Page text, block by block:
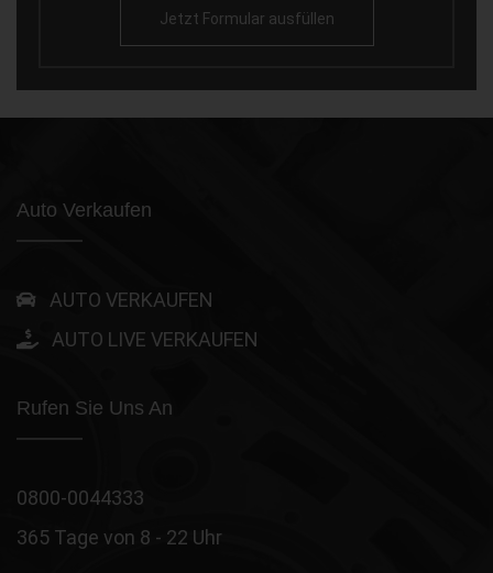
Jetzt Formular ausfüllen
Auto Verkaufen
AUTO VERKAUFEN
AUTO LIVE VERKAUFEN
Rufen Sie Uns An
0800-0044333
365 Tage von 8 - 22 Uhr